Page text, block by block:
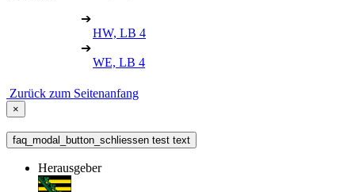
➔
HW, LB 4
➔
WE, LB 4
Zurück zum Seitenanfang
×
faq_modal_button_schliessen test text
Herausgeber